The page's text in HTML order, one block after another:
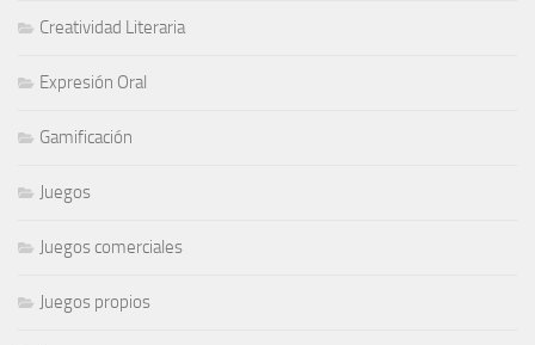
Creatividad Literaria
Expresión Oral
Gamificación
Juegos
Juegos comerciales
Juegos propios